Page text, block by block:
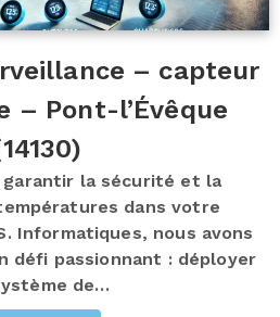
– capteur
– Pont-l’Évêque
garantir la sécurité et la
dans votre
Informatiques, nous avons
défi passionnant : déployer
de…